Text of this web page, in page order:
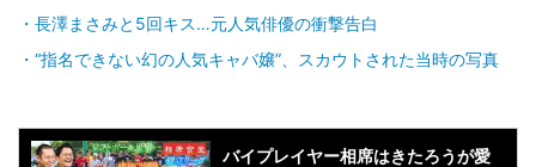
長澤まさみと5回キス…元人気俳優の衝撃告白
“指名できない幻の人気キャバ嬢”、スカウトされた当時の写真
バイプレイヤー相席はきたろうが愛